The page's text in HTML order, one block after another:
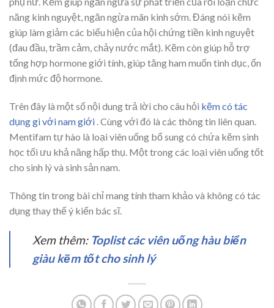
năng kinh nguyệt, ngăn ngừa mãn kinh sớm. Đáng nói kẽm
giúp làm giảm các biểu hiện của hội chứng tiền kinh nguyệt
(đau đầu, trầm cảm, chảy nước mắt). Kẽm còn giúp hỗ trợ
tổng hợp hormone giới tính, giúp tăng ham muốn tình dục, ổn
định mức độ hormone.
Trên đây là một số nội dung trả lời cho câu hỏi kẽm có tác
dụng gì với nam giới . Cùng với đó là các thông tin liên quan.
Mentifam tự hào là loại viên uống bổ sung có chứa kẽm sinh
học tối ưu khả năng hấp thụ. Một trong các loại viên uống tốt
cho sinh lý và sinh sản nam.
Thông tin trong bài chỉ mang tính tham khảo và không có tác
dụng thay thế ý kiến bác sĩ.
Xem thêm: Toplist các viên uống hàu biển
giàu kẽm tốt cho sinh lý